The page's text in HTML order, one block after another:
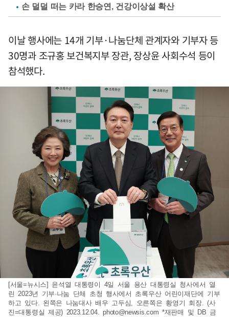
손 덜덜 떠는 카라 한승연, 건강이상설 확산
이날 행사에는 14개 기부·나눔단체 관계자와 기부자 등
30명과 조규홍 보건복지부 장관, 장상윤 사회수석 등이
참석했다.
[서울=뉴시스] 윤석열 대통령이 4일 서울 용산 대통령실 청사에서 열
린 2023년 기부·나눔 단체 초청 행사에서 초록우산 어린이재단에 기부
하고 있다. 왼쪽은 나눔대사 배우 고두심, 오른쪽은 황영기 회장. (사
진=대통령실 제공) 2023.12.04.photo@newsis.com *재판매 및 DB 금